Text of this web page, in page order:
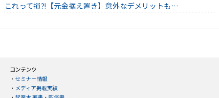
これって損⁈【元金据え置き】意外なデメリットも…
コンテンツ
・ セミナー情報
・ メディア掲載実績